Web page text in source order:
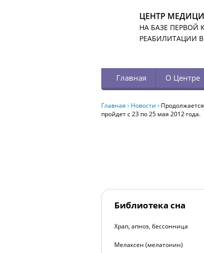
ЦЕНТР
НА БАЗЕ ПЕРВОЙ
РЕАБИЛИТАЦИИ
Главная О Центре
Главная › Новости ›
пройдет с 23 по 25 мая 2012 года.
Библиотека сна
Храп, апноэ, бессонница
Мелаксен (мелатонин)